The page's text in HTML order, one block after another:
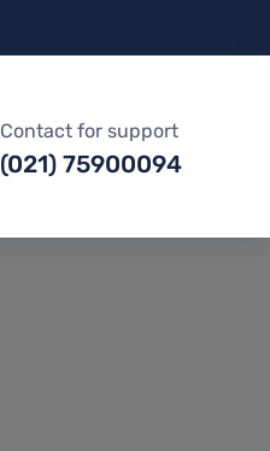
Contact for support
(021) 75900094